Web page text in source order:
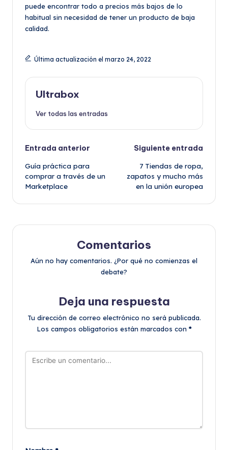
puede encontrar todo a precios más bajos de lo
habitual sin necesidad de tener un producto de baja
calidad.
Última actualización el marzo 24, 2022
Ultrabox
Ver todas las entradas
Navegación
de
entradas
Entrada anterior
Guía práctica para
comprar a través de un
Marketplace
Siguiente entrada
7 Tiendas de ropa,
zapatos y mucho más
en la unión europea
Comentarios
Aún no hay comentarios. ¿Por qué no comienzas el
debate?
Deja una respuesta
Tu dirección de correo electrónico no será publicada.
Los campos obligatorios están marcados con *